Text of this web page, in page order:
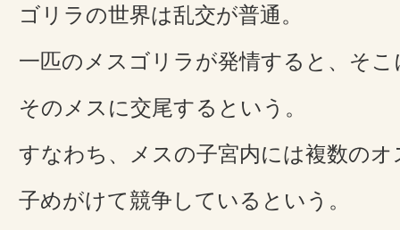
ゴリラの世界は乱交が普通。
一匹のメスゴリラが発情すると、そ
そのメスに交尾するという。
すなわち、メスの子宮内には複数の
子めがけて競争しているという。